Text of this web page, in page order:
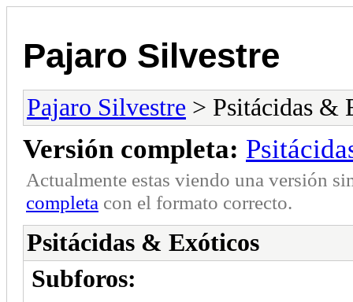
Pajaro Silvestre
Pajaro Silvestre > Psitácidas &
Versión completa:
Actualmente estas viendo una versión
completa con el formato correcto.
Psitácidas & Exóticos
Subforos: